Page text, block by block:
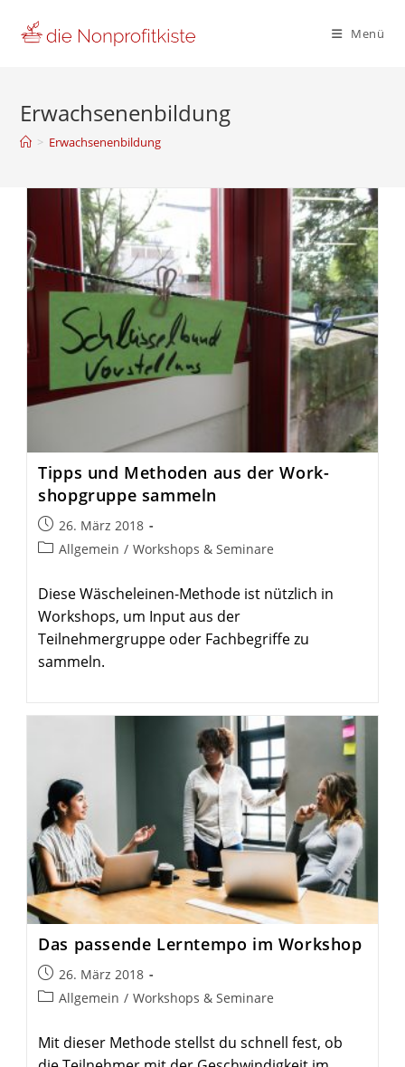
Inhalt
Menü
Erwachsenenbildung
> Erwachsenenbildung
Tipps und Methoden aus der Work­
shop­gruppe sammeln
Beitrag
veröffentlicht:
26. März 2018
Beitrags-
Allgemein / Workshops & Seminare
Diese Wäscheleinen-Methode ist nützlich in
Workshops, um Input aus der
Teilnehmergruppe oder Fachbegriffe zu
sammeln.
Das passende Lern­tempo im Workshop
Beitrag
veröffentlicht:
26. März 2018
Beitrags-
Allgemein / Workshops & Seminare
Mit dieser Methode stellst du schnell fest, ob